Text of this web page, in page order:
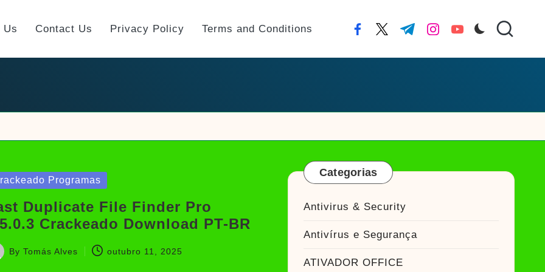
Us Contact Us Privacy Policy Terms and Conditions facebook.com
twitter.com
t.me instagram.com
youtube.com
Programas
Duplicate File Finder Pro
Crackeado Download PT-BR
By Tomás Alves outubro 11, 2025
Categorias
Antivirus & Security
Antivírus e Segurança
ATIVADOR OFFICE